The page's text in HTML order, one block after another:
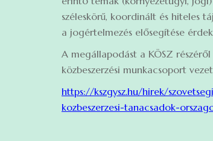
széleskörű, koordinált és hiteles
a jogértelmezés elősegítése
A megállapodást a KÖSZ
közbeszerzési munkacsoport
https://kszgysz.hu/hirek/
kozbeszerzesi-tanacsadok-